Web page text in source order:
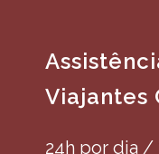
Viajantes
24h por dia /